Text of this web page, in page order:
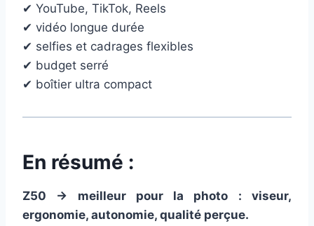
✔ YouTube, TikTok, Reels
✔ vidéo longue durée
✔ selfies et cadrages flexibles
✔ budget serré
✔ boîtier ultra compact
En résumé :
Z50 → meilleur pour la photo : viseur,
ergonomie, autonomie, qualité perçue.